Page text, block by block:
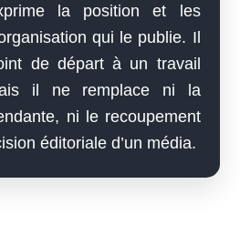
la position et les
qui le publie. Il
de départ à un travail
il ne remplace ni la
ni le recoupement
éditoriale d’un média.